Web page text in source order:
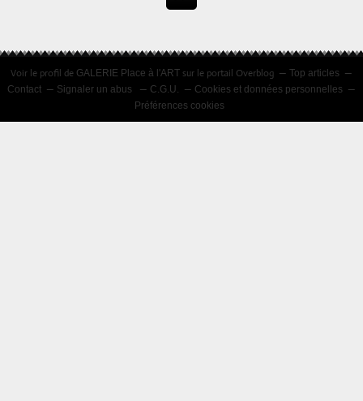
Voir le profil de GALERIE Place à l'ART sur le portail Overblog
Top articles
Contact
Signaler un abus C.G.U.
Cookies et données personnelles
Préférences cookies